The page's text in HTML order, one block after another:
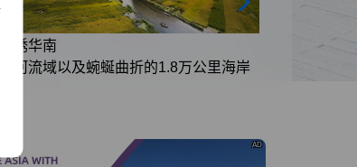
锦绣华南
黄河流域以及蜿蜒曲折的1.8万公里海岸
AD